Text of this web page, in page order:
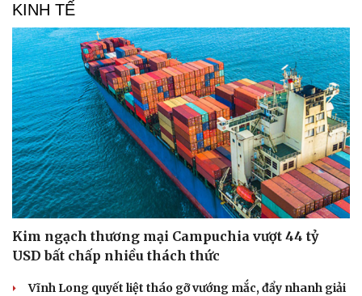
KINH TẾ
Kim ngạch thương mại Campuchia vượt 44 tỷ
USD bất chấp nhiều thách thức
Vĩnh Long quyết liệt tháo gỡ vướng mắc, đẩy nhanh giải